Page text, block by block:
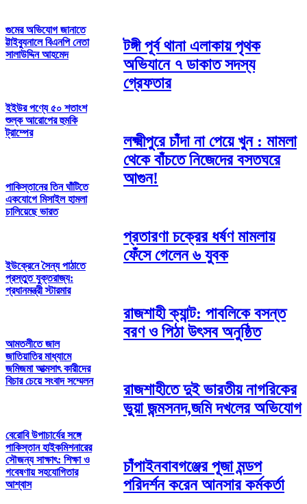
গুমের অভিযোগ জানাতে
ট্টাইব্যুনালে বিএনপি নেতা
সালাউদ্দিন আহমেদ
ইইউর পণ্যে ৫০ শতাংশ
শুল্ক আরোপের হুমকি
ট্রাম্পের
পাকিস্তানের তিন ঘাঁটিতে
একযোগে মিসাইল হামলা
চালিয়েছে ভারত
ইউক্রেনে সৈন্য পাঠাতে
প্রস্তুত যুক্তরাজ্য:
প্রধানমন্ত্রী স্টারমার
আমতলীতে জাল
জাতিয়াতির মাধ্যামে
জমিজমা আত্মসাৎ কারীদের
বিচার চেয়ে সংবাদ সম্মেলন
বেরোবি উপাচার্যের সঙ্গে
পাকিস্তান হাইকমিশনারের
সৌজন্য সাক্ষাৎ: শিক্ষা ও
গবেষণায় সহযোগিতার
আশ্বাস
টঙ্গী পূর্ব থানা এলাকায় পৃথক
অভিযানে ৭ ডাকাত সদস্য
গ্রেফতার
লক্ষ্মীপুরে চাঁদা না পেয়ে খুন : মামলা
থেকে বাঁচতে নিজেদের বসতঘরে
আগুন!
প্রতারণা চক্রের ধর্ষণ মামলায়
ফেঁসে গেলেন ৬ যুবক
রাজশাহী ক্যান্ট: পাবলিকে বসন্ত
বরণ ও পিঠা উৎসব অনুষ্ঠিত
রাজশাহীতে দুই ভারতীয় নাগরিকের
ভুয়া জন্মসনদ,জমি দখলের অভিযোগ
চাঁপাইনবাবগঞ্জের পূজা মন্ডপ
পরিদর্শন করেন আনসার কর্মকর্তা